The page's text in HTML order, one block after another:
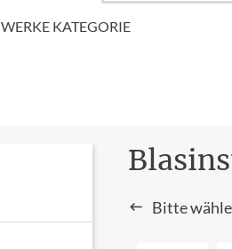
WERKE KATEGORIE
Bitte